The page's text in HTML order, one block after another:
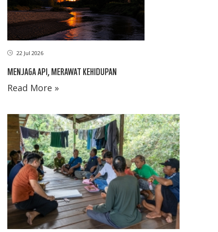
22 Jul 2026
MENJAGA API, MERAWAT KEHIDUPAN
Read More »